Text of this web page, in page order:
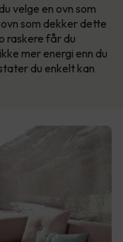
velge en ovn som
som dekker dette
raskere får du
mer energi enn du
du enkelt kan